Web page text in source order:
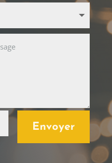
Envoyer